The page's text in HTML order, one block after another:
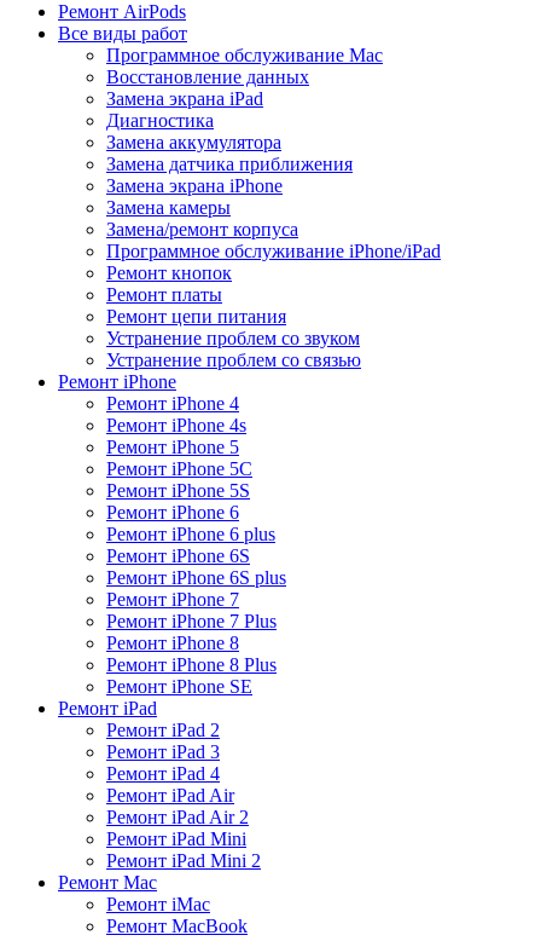
Ремонт AirPods
Все виды работ
Программное обслуживание Mac
Восстановление данных
Замена экрана iPad
Диагностика
Замена аккумулятора
Замена датчика приближения
Замена экрана iPhone
Замена камеры
Замена/ремонт корпуса
Программное обслуживание iPhone/iPad
Ремонт кнопок
Ремонт платы
Ремонт цепи питания
Устранение проблем со звуком
Устранение проблем со связью
Ремонт iPhone
Ремонт iPhone 4
Ремонт iPhone 4s
Ремонт iPhone 5
Ремонт iPhone 5C
Ремонт iPhone 5S
Ремонт iPhone 6
Ремонт iPhone 6 plus
Ремонт iPhone 6S
Ремонт iPhone 6S plus
Ремонт iPhone 7
Ремонт iPhone 7 Plus
Ремонт iPhone 8
Ремонт iPhone 8 Plus
Ремонт iPhone SE
Ремонт iPad
Ремонт iPad 2
Ремонт iPad 3
Ремонт iPad 4
Ремонт iPad Air
Ремонт iPad Air 2
Ремонт iPad Mini
Ремонт iPad Mini 2
Ремонт Mac
Ремонт iMac
Ремонт MacBook